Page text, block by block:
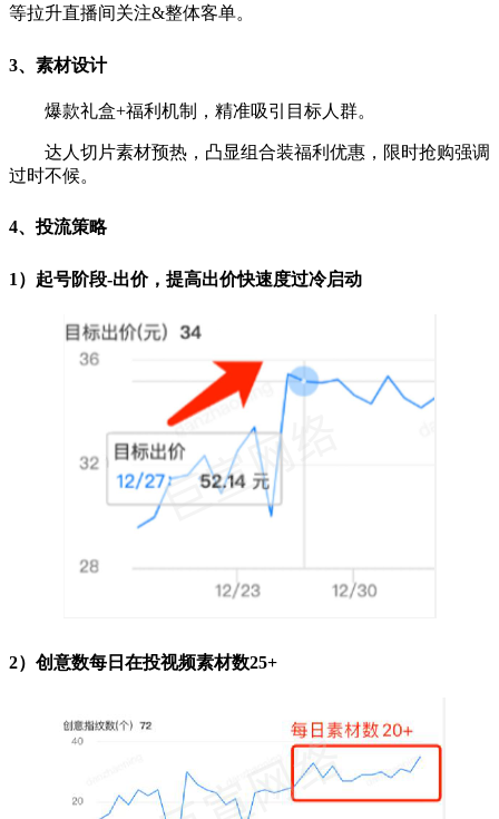
等拉升直播间关注&整体客单。
3、素材设计
爆款礼盒+福利机制，精准吸引目标人群。
达人切片素材预热，凸显组合装福利优惠，限时抢购强调
过时不候。
4、投流策略
1）起号阶段-出价，提高出价快速度过冷启动
2）创意数每日在投视频素材数25+